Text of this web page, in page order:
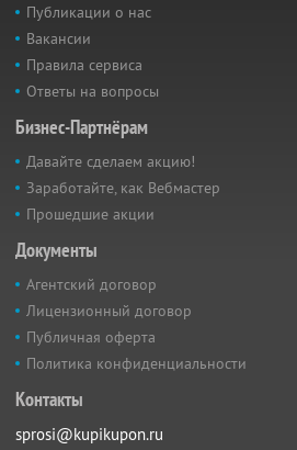
Публикации о нас
Вакансии
Правила сервиса
Ответы на вопросы
Бизнес-Партнёрам
Давайте сделаем акцию!
Заработайте, как Вебмастер
Прошедшие акции
Документы
Агентский договор
Лицензионный договор
Публичная оферта
Политика конфиденциальности
Контакты
sprosi@kupikupon.ru